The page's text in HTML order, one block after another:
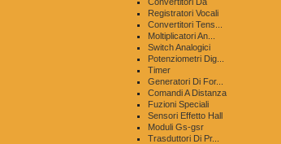
Registratori Vocali
Convertitori Tens...
Moltiplicatori An...
Switch Analogici
Potenziometri Dig...
Timer
Generatori Di For...
Comandi A Distanza
Fuzioni Speciali
Sensori Effetto Hall
Moduli Gs-gsr
Trasduttori Di Pr...